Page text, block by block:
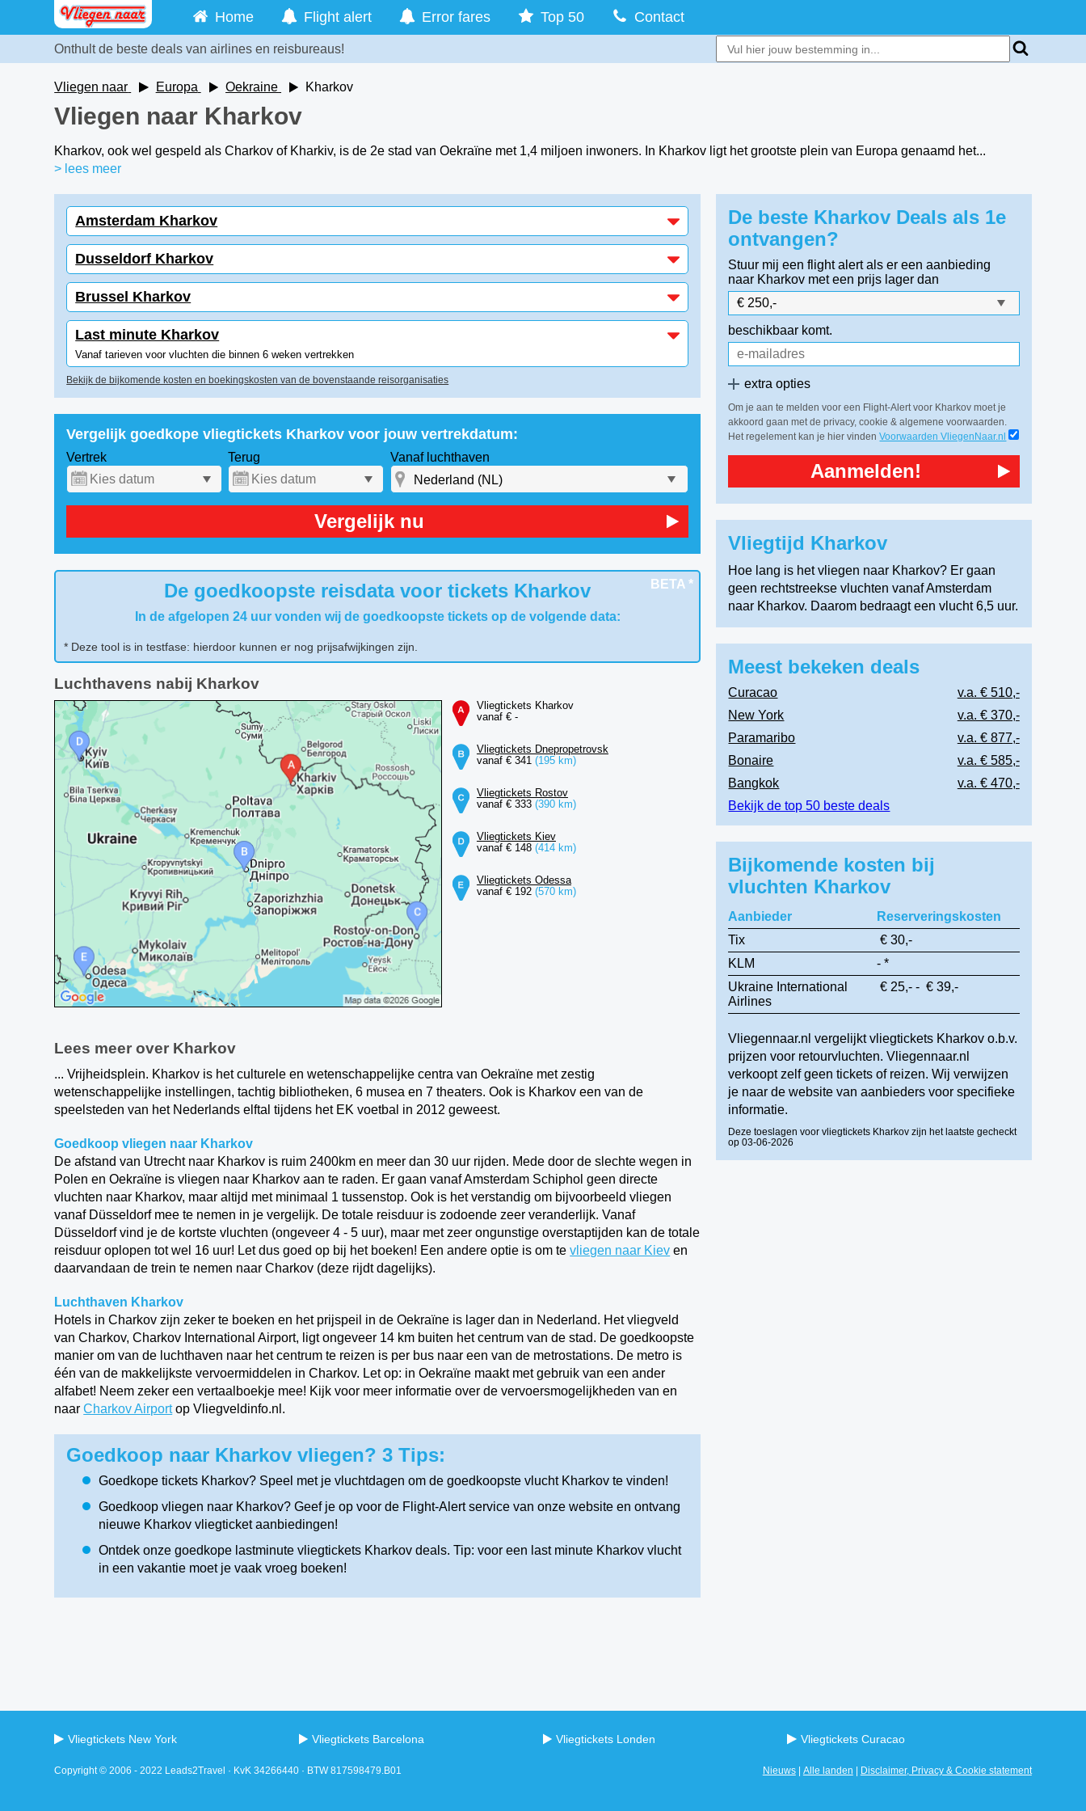
Home Flight alert Error fares Top 50 Contact
Onthult de beste deals van airlines en reisbureaus!
Vliegen naar Europa Oekraine Kharkov
Vliegen naar Kharkov
Kharkov, ook wel gespeld als Charkov of Kharkiv, is de 2e stad van Oekraïne met 1,4 miljoen inwoners. In Kharkov ligt het grootste plein van Europa genaamd het...
> lees meer
Amsterdam Kharkov
Dusseldorf Kharkov
Brussel Kharkov
Last minute Kharkov
Vanaf tarieven voor vluchten die binnen 6 weken vertrekken
Bekijk de bijkomende kosten en boekingskosten van de bovenstaande reisorganisaties
Vergelijk goedkope vliegtickets Kharkov voor jouw vertrekdatum:
Vertrek Terug Vanaf luchthaven
Vergelijk nu
BETA *
De goedkoopste reisdata voor tickets Kharkov
In de afgelopen 24 uur vonden wij de goedkoopste tickets op de volgende data:
* Deze tool is in testfase: hierdoor kunnen er nog prijsafwijkingen zijn.
Luchthavens nabij Kharkov
Vliegtickets Kharkov
vanaf € -
Vliegtickets Dnepropetrovsk
vanaf € 341 (195 km)
Vliegtickets Rostov
vanaf € 333 (390 km)
Vliegtickets Kiev
vanaf € 148 (414 km)
Vliegtickets Odessa
vanaf € 192 (570 km)
Lees meer over Kharkov
... Vrijheidsplein. Kharkov is het culturele en wetenschappelijke centra van Oekraïne met zestig
wetenschappelijke instellingen, tachtig bibliotheken, 6 musea en 7 theaters. Ook is Kharkov een van de
speelsteden van het Nederlands elftal tijdens het EK voetbal in 2012 geweest.
Goedkoop vliegen naar Kharkov
De afstand van Utrecht naar Kharkov is ruim 2400km en meer dan 30 uur rijden. Mede door de slechte wegen in
Polen en Oekraïne is vliegen naar Kharkov aan te raden. Er gaan vanaf Amsterdam Schiphol geen directe
vluchten naar Kharkov, maar altijd met minimaal 1 tussenstop. Ook is het verstandig om bijvoorbeeld vliegen
vanaf Düsseldorf mee te nemen in je vergelijk. De totale reisduur is zodoende zeer veranderlijk. Vanaf
Düsseldorf vind je de kortste vluchten (ongeveer 4 - 5 uur), maar met zeer ongunstige overstaptijden kan de totale
reisduur oplopen tot wel 16 uur! Let dus goed op bij het boeken! Een andere optie is om tevliegen naar Kiev en
daarvandaan de trein te nemen naar Charkov (deze rijdt dagelijks).
Luchthaven Kharkov
Hotels in Charkov zijn zeker te boeken en het prijspeil in de Oekraïne is lager dan in Nederland. Het vliegveld
van Charkov, Charkov International Airport, ligt ongeveer 14 km buiten het centrum van de stad. De goedkoopste
manier om van de luchthaven naar het centrum te reizen is per bus naar een van de metrostations. De metro is
één van de makkelijkste vervoermiddelen in Charkov. Let op: in Oekraïne maakt met gebruik van een ander
alfabet! Neem zeker een vertaalboekje mee! Kijk voor meer informatie over de vervoersmogelijkheden van en
naarCharkov Airportop Vliegveldinfo.nl.
Goedkoop naar Kharkov vliegen? 3 Tips:
Goedkope tickets Kharkov? Speel met je vluchtdagen om de goedkoopste vlucht Kharkov te vinden!
Goedkoop vliegen naar Kharkov? Geef je op voor de Flight-Alert service van onze website en ontvang
nieuwe Kharkov vliegticket aanbiedingen!
Ontdek onze goedkope lastminute vliegtickets Kharkov deals. Tip: voor een last minute Kharkov vlucht
in een vakantie moet je vaak vroeg boeken!
De beste Kharkov Deals als 1e
ontvangen?
Stuur mij een flight alert als er een aanbieding
naar Kharkov met een prijs lager dan
beschikbaar komt.
extra opties
Om je aan te melden voor een Flight-Alert voor Kharkov moet je
akkoord gaan met de privacy, cookie & algemene voorwaarden.
Het regelement kan je hier vindenVoorwaarden VliegenNaar.nl
Aanmelden!
Vliegtijd Kharkov
Hoe lang is het vliegen naar Kharkov? Er gaan
geen rechtstreekse vluchten vanaf Amsterdam
naar Kharkov. Daarom bedraagt een vlucht 6,5 uur.
Meest bekeken deals
Curacao
v.a. € 510,-
New York
v.a. € 370,-
Paramaribo
v.a. € 877,-
Bonaire
v.a. € 585,-
Bangkok
v.a. € 470,-
Bekijk de top 50 beste deals
Bijkomende kosten bij
vluchten Kharkov
Aanbieder
Reserveringskosten
Tix
€ 30,-
KLM
- *
Ukraine International
Airlines
€ 25,- - € 39,-
Vliegennaar.nl vergelijkt vliegtickets Kharkov o.b.v.
prijzen voor retourvluchten. Vliegennaar.nl
verkoopt zelf geen tickets of reizen. Wij verwijzen
je naar de website van aanbieders voor specifieke
informatie.
Deze toeslagen voor vliegtickets Kharkov zijn het laatste gecheckt
op 03-06-2026
Vliegtickets New York Vliegtickets Barcelona Vliegtickets Londen Vliegtickets Curacao
Copyright © 2006 - 2022 Leads2Travel · KvK 34266440 · BTW 817598479.B01 Nieuws| Alle landen Disclaimer, Privacy & Cookie statement